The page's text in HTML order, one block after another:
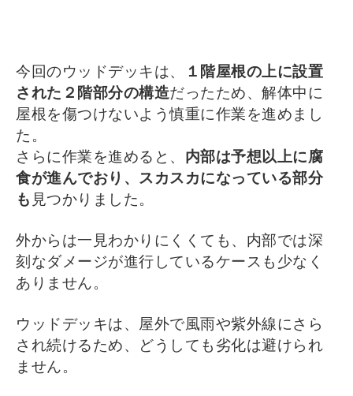
今回のウッドデッキは、
１階屋根の上に設置
された２階部分の構造だったため、解体中に
屋根を傷つけないよう慎重に作業を進めまし
た。
さらに作業を進めると、 内部は予想以上に腐
食が進んでおり、スカスカになっている部分
も 見つかりました。
外からは一見わかりにくくても、内部では深
刻なダメージが進行しているケースも少なく
ありません。
ウッドデッキは、屋外で風雨や紫外線にさら
され続けるため、どうしても劣化は避けられ
ません。